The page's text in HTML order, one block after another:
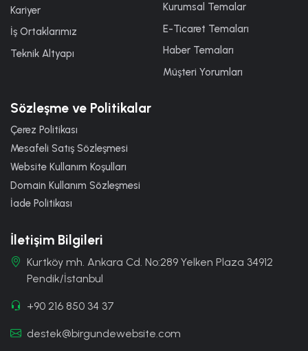
Kariyer
İş Ortaklarımız
Teknik Altyapı
Kurumsal Temalar
E-Ticaret Temaları
Haber Temaları
Müşteri Yorumları
Sözleşme ve Politikalar
Çerez Politikası
Mesafeli Satış Sözleşmesi
Website Kullanım Koşulları
Domain Kullanım Sözleşmesi
İade Politikası
İletişim Bilgileri
Kurtköy mh. Ankara Cd. No:289 Yelken Plaza 34912
Pendik/İstanbul
+90 216 850 34 37
destek@birgundewebsite.com